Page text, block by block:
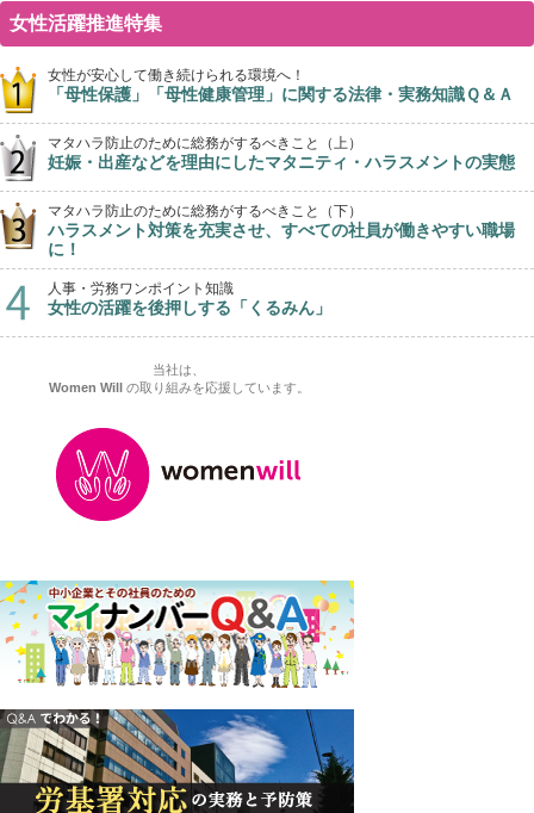
女性活躍推進特集
女性が安心して働き続けられる環境へ！
「母性保護」「母性健康管理」に関する法律・実務知識Ｑ＆Ａ
マタハラ防止のために総務がするべきこと（上）
妊娠・出産などを理由にしたマタニティ・ハラスメントの実態
マタハラ防止のために総務がするべきこと（下）
ハラスメント対策を充実させ、すべての社員が働きやすい職場
に！
人事・労務ワンポイント知識
女性の活躍を後押しする「くるみん」
当社は、
Women Will
の取り組みを応援しています。